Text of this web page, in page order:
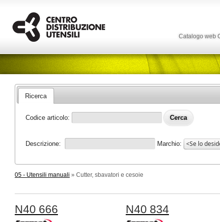
Catalogo web
Ricerca
Codice articolo:
Descrizione: Marchio:
05 - Utensili manuali » Cutter, sbavatori e cesoie
N40 666 N40 834